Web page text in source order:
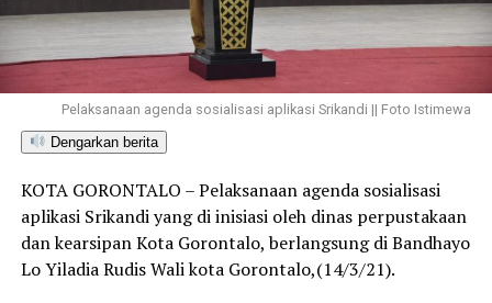
Pelaksanaan agenda sosialisasi aplikasi Srikandi || Foto Istimewa
Dengarkan berita
KOTA GORONTALO – Pelaksanaan agenda sosialisasi
aplikasi Srikandi yang di inisiasi oleh dinas perpustakaan
dan kearsipan Kota Gorontalo, berlangsung di Bandhayo
Lo Yiladia Rudis Wali kota Gorontalo,(14/3/21).